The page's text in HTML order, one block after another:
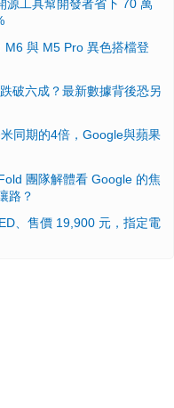
源工具幫開發者省下 70 萬
與 M5 Pro 異色搭檔登
破六成？最新數據背後恐另
同期的4倍，Google與蘋果
團隊解體看 Google 的焦
路？
、售價 19,900 元，指定電